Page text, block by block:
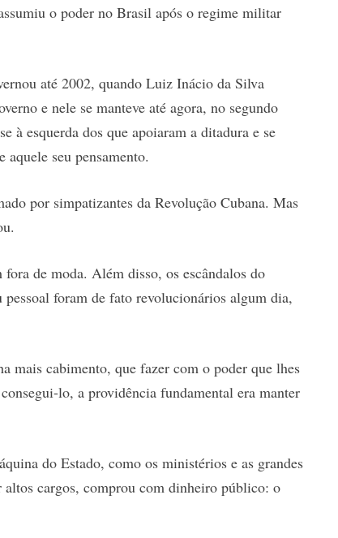
o poder no Brasil após o regime militar
até 2002, quando Luiz Inácio da Silva
e nele se manteve até agora, no segundo
à esquerda dos que apoiaram a ditadura e se
seu pensamento.
por simpatizantes da Revolução Cubana. Mas
de moda. Além disso, os escândalos do
pessoal foram de fato revolucionários algum dia,
mais cabimento, que fazer com o poder que lhes
lo, a providência fundamental era manter
do Estado, como os ministérios e as grandes
altos cargos, comprou com dinheiro público: o